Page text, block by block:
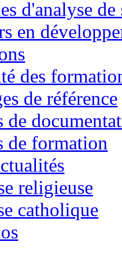
d'analyse de
en
des
de référence
de
de formation
religieuse
catholique